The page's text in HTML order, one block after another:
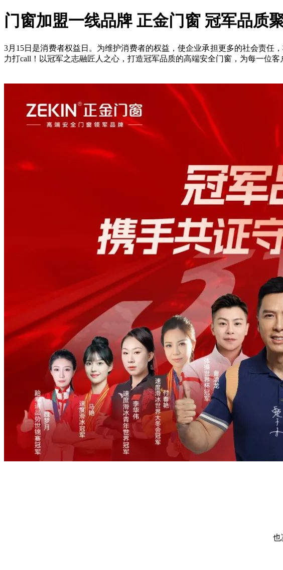
门窗加盟一线品牌 正金门窗 冠军品质
3月15日是消费者权益日。为维护消费者的权益，使企业承担更多的社会责任
力打call！以冠军之志融匠人之心，打造冠军品质的高端安全门窗，为每一位客
也